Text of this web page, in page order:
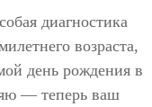
диагностика
возраста,
день рождения в
— теперь ваш